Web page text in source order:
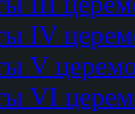
IV
V
VI